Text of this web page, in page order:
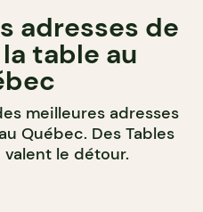
adresses de
table au
meilleures adresses
Québec. Des Tables
le détour.